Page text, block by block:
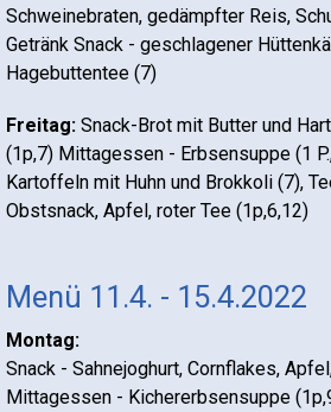
Schweinebraten, gedämpfter Reis,
Getränk Snack - geschlagener
Hagebuttentee (7)
Freitag: Snack-Brot mit Butter und
(1p,7) Mittagessen - Erbsensuppe (1
Kartoffeln mit Huhn und Brokkoli (7),
Obstsnack, Apfel, roter Tee (1p,6,12)
Menü 11.4. - 15.4.2022
Montag:
Snack - Sahnejoghurt, Cornflakes,
Mittagessen - Kichererbsensuppe